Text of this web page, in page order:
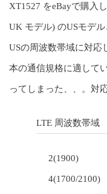
XT1527 をeBayで購入
UK モデル) のUSモデ
USの周波数帯域に対応
本の通信規格に適して
ってしまった、、。対
LTE 周波数帯域
2(1900)
4(1700/2100)